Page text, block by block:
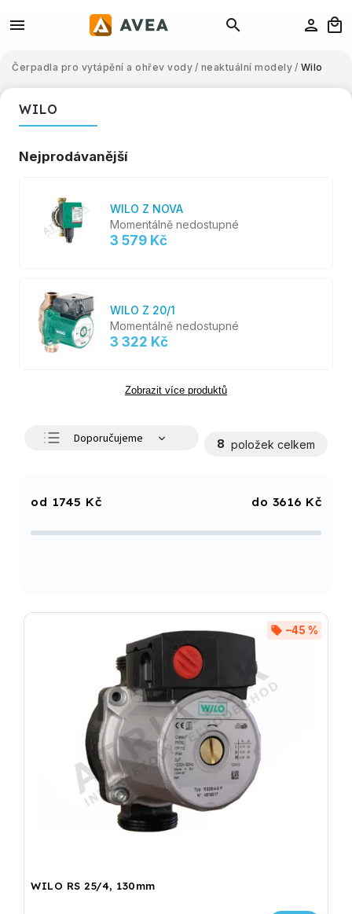
Čerpadla pro vytápění a ohřev vody / neaktuální modely / Wilo
WILO
Nejprodávanější
WILO Z NOVA
Momentálně nedostupné
3 579 Kč
WILO Z 20/1
Momentálně nedostupné
3 322 Kč
Zobrazit více produktů
Doporučujeme
Abecedně
8 položek celkem
1745 Kč 3616 Kč
WILO RS 25/4, 130mm
–45 %